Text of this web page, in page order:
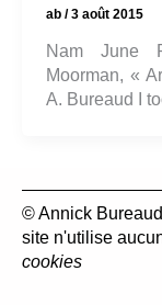
ab /3 août 2015
Nam June
Moorman, «
A. Bureaud I
© Annick
site n'utilise
cookies